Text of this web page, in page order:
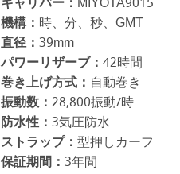
機構： 時、分、秒、GMT
直径： 39mm
パワーリザーブ： 42時間
巻き上げ方式： 自動巻き
振動数： 28,800振動/時
防水性： 3気圧防水
ストラップ： 型押しカーフ
保証期間： 3年間